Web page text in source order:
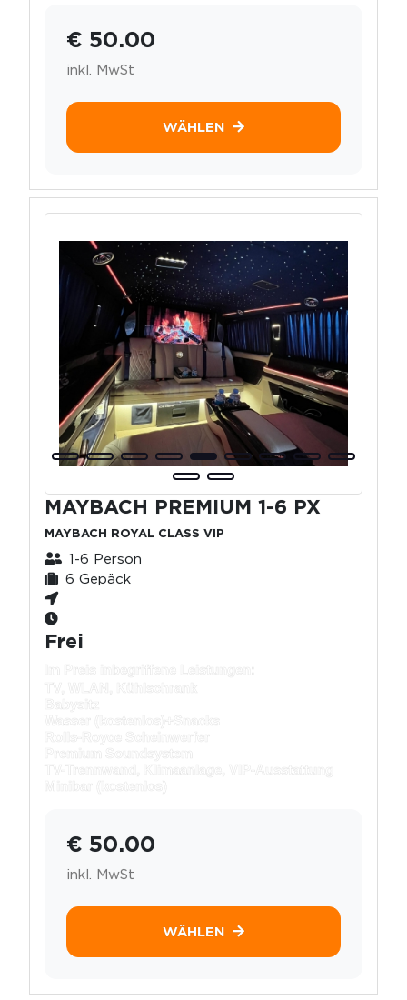
€ 50.00
inkl. MwSt
WÄHLEN
MAYBACH PREMIUM 1-6 PX
MAYBACH ROYAL CLASS VIP
1-6 Person
6 Gepäck
Frei
TV, WLAN, Kühlschrank
Wasser (kostenlos)+
Rolls-Royce Scheinwerfer
TV-Trennwand, Klimaanlage, VIP-Ausstattung
Minibar (kostenlos)
€ 50.00
inkl. MwSt
WÄHLEN